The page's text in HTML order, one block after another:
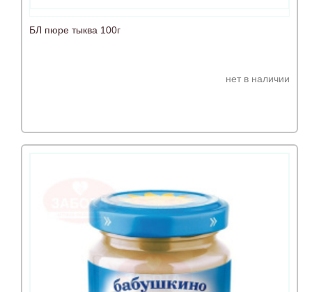
БЛ пюре тыква 100г
нет в наличии